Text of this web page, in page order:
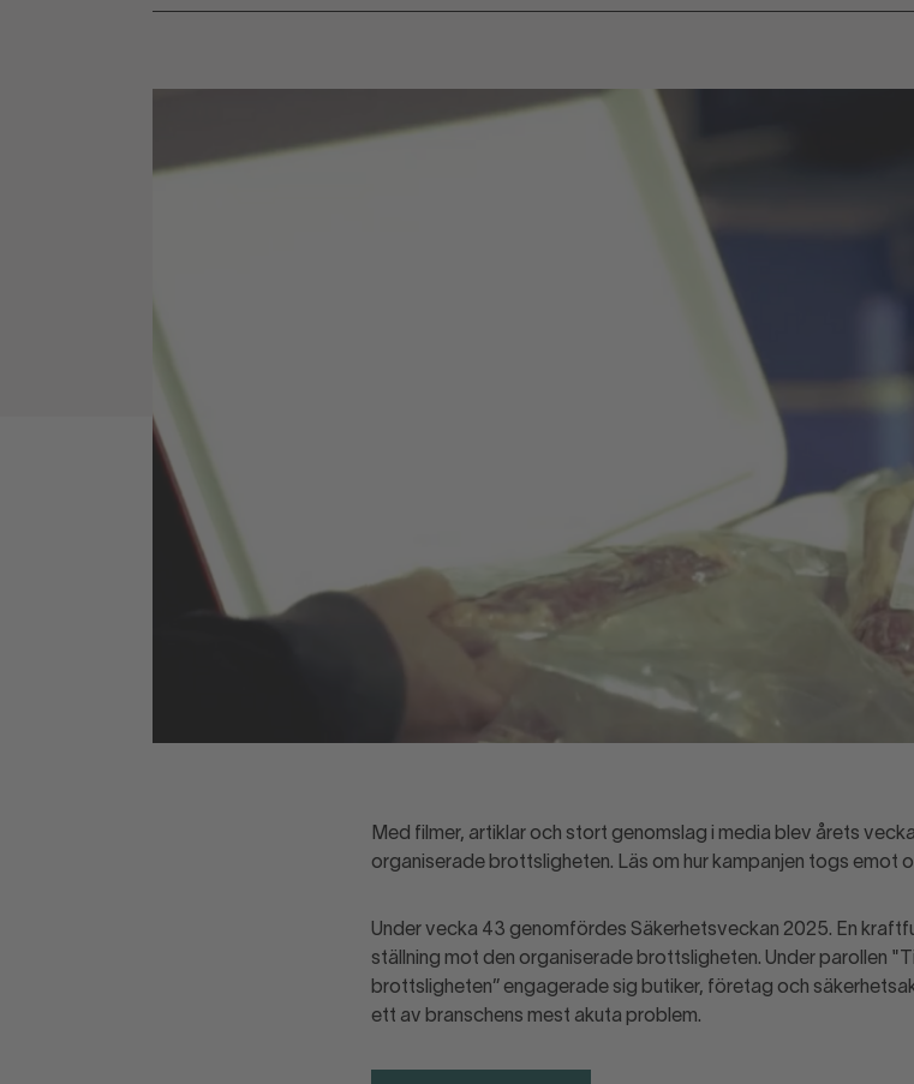
Med filmer, artiklar och stort genomslag i media blev årets
organiserade brottsligheten. Läs om hur kampanjen togs emot
Under vecka 43 genomfördes Säkerhetsveckan 2025. En
ställning mot den organiserade brottsligheten. Under parollen
brottsligheten” engagerade sig butiker, företag och
ett av branschens mest akuta problem.